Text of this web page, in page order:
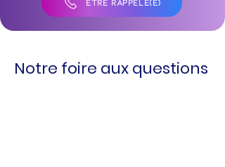
ÊTRE RAPPELÉ(E)
Notre foire aux questions